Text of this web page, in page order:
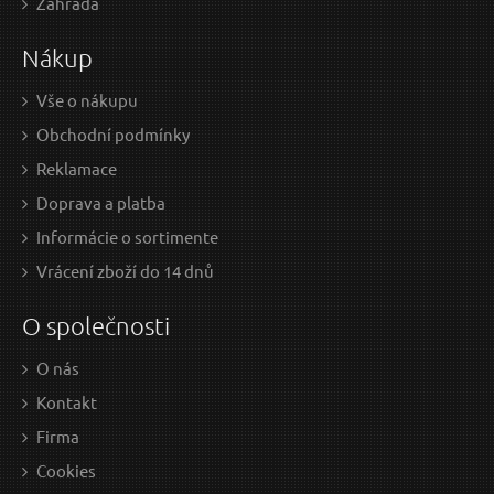
9.52 EUR bez DPH
na centrále
7,60 EUR / Ks
6.18 EUR bez DPH
Nákup
Vše o nákupu
Obchodní podmínky
Reklamace
Doprava a platba
Informácie o sortimente
Vrácení zboží do 14 dnů
O společnosti
O nás
Kontakt
Firma
Cookies